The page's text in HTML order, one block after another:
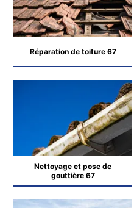
Réparation de toiture 67
Nettoyage et pose de
gouttière 67